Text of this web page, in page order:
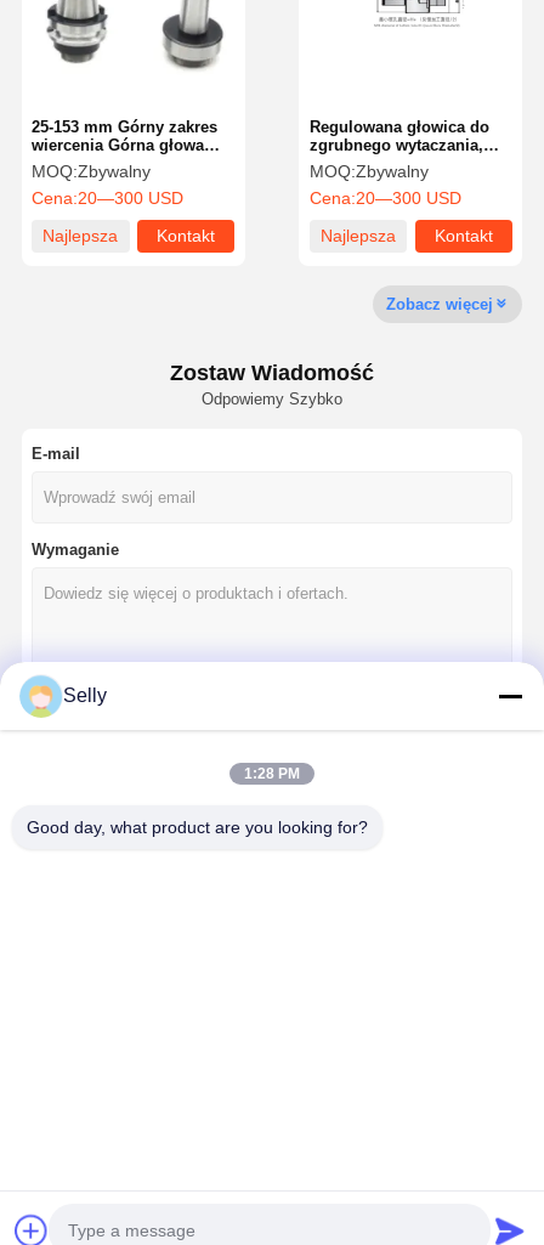
Kontrola
Skontaktuj
Aktualności Sprawy
wiertarka z węglem stałym
Wiertła do broni
BTA Wykopywanie
wiertło
Regulowana głowica do
zgrubnego wytaczania,
wysoka trwałość dla
przemysłu
motoryzacyjnego
MOQ:Zbywalny
Cena:20—300 USD
Najlepsza
Kontakt
25-153 mm Górny zakres
wiercenia Górna głowa
wiercenia Wysoka
precyzja z regulowaną
konstrukcją
MOQ:Zbywalny
Cena:20—300 USD
Najlepsza
Kontakt
Zobacz więcej
Zostaw Wiadomość
Odpowiemy Szybko
E-mail
Wymaganie
Nasze Kategorie
Selly
1:28 PM
Good day, what product are you looking for?